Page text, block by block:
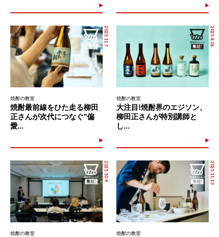
2025.11.7
焼酎の教室
焼酎最前線をひた走る柳田
正さんが次代につなぐ"偏
愛...
2025.8.26
焼酎の教室
大注目!焼酎界のエジソン、
柳田正さんが特別講師と
し...
2025.10.9
焼酎の教室
2025.11.13
焼酎の教室